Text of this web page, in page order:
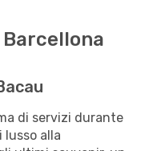
di servizi durante
lusso alla